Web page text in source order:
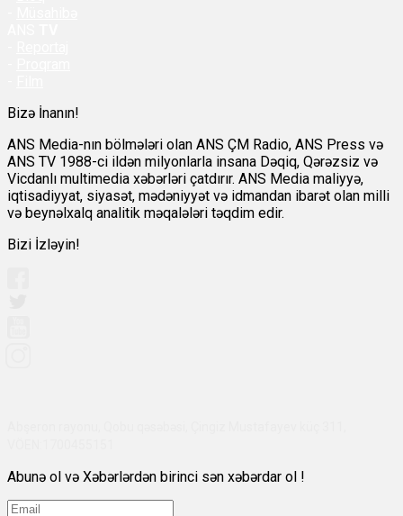
Bizə İnanın!
ANS Media-nın bölmələri olan ANS ÇM Radio, ANS Press və
ANS TV 1988-ci ildən milyonlarla insana Dəqiq, Qərəzsiz və
Vicdanlı multimedia xəbərləri çatdırır. ANS Media maliyyə,
iqtisadiyyat, siyasət, mədəniyyət və idmandan ibarət olan milli
və beynəlxalq analitik məqalələri təqdim edir.
Bizi İzləyin!
Abunə ol və Xəbərlərdən birinci sən xəbərdar ol !